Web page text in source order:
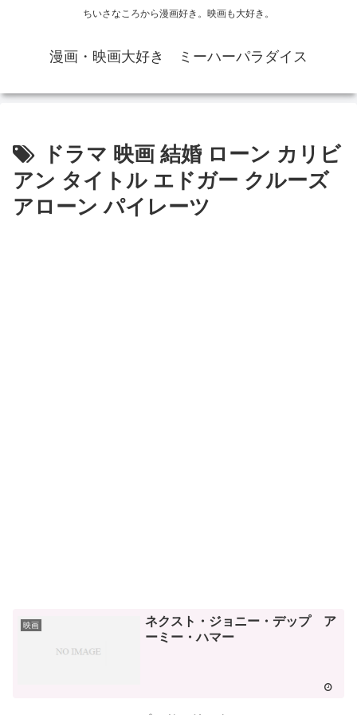
ちいさなころから漫画好き。映画も大好き。
漫画・映画大好き ミーハーパラダイス
ドラマ 映画 結婚 ローン カリビ
アン タイトル エドガー クルーズ
アローン パイレーツ
映画
ネクスト・ジョニー・デップ ア
ーミー・ハマー